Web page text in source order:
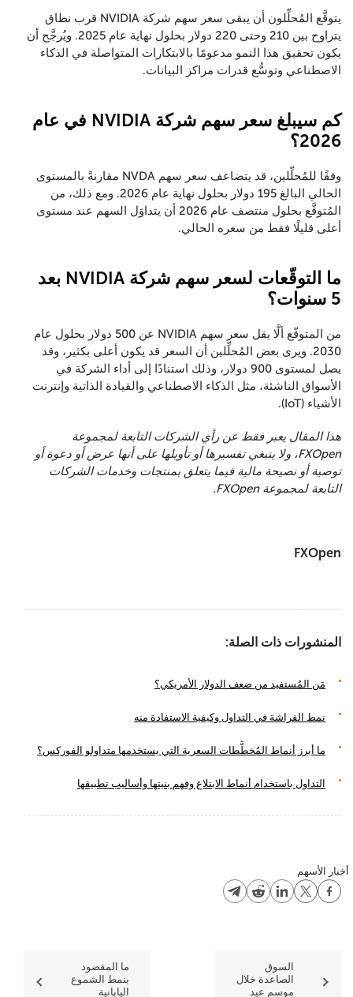
يتوقَّع المُحلِّلون أن يبقى سعر سهم شركة NVIDIA قرب نطاق
يتراوح بين 210 وحتى 220 دولار بحلول نهاية عام 2025. ويُرجَّح أن
يكون تحقيق هذا النمو مدعومًا بالابتكارات المتواصلة في الذكاء
الاصطناعي وتوسُّع قدرات مراكز البيانات.
كم سيبلغ سعر سهم شركة NVIDIA في عام
2026؟
وفقًا للمُحلِّلين، قد يتضاعف سعر سهم NVDA مقارنةً بالمستوى
الحالي البالغ 195 دولار بحلول نهاية عام 2026. ومع ذلك، من
المُتوقَّع بحلول منتصف عام 2026 أن يتداوَل السهم عند مستوى
أعلى قليلًا فقط من سعره الحالي.
ما التوقّعات لسعر سهم شركة NVIDIA بعد
5 سنوات؟
من المتوقّع ألَّا يقل سعر سهم NVIDIA عن 500 دولار بحلول عام
2030. ويرى بعض المُحلِّلين أن السعر قد يكون أعلى بكثير، وقد
يصل لمستوى 900 دولار، وذلك استنادًا إلى أداء الشركة في
الأسواق الناشئة، مثل الذكاء الاصطناعي والقيادة الذاتية وإنترنت
الأشياء (IoT).
هذا المقال يعبر فقط عن رأي الشركات التابعة لمجموعة
FXOpen، ولا ينبغي تفسيرها أو تأويلها على أنها عرض أو دعوة أو
توصية أو نصيحة مالية فيما يتعلق بمنتجات وخدمات الشركات
التابعة لمجموعة FXOpen.
FXOpen
المنشورات ذات الصلة:
مَن المُستفيد من ضعف الدولار الأمريكي؟
نمط الفراشة في التداول وكيفية الاستفادة منه
ما أبرز أنماط المُخطَّطات السعرية التي يستخدمها متداولو الفوركس؟
التداول باستخدام أنماط الابتلاع وفهم بنيتها وأساليب تطبيقها
أخبار الأسهم
السوق
الصاعدة خلال
موسم عيد
ما المقصود
بنمط الشموع
اليابانية